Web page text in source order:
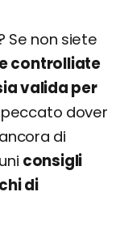
Se non siete
controlliate
valida per
dover
di
consigli
di